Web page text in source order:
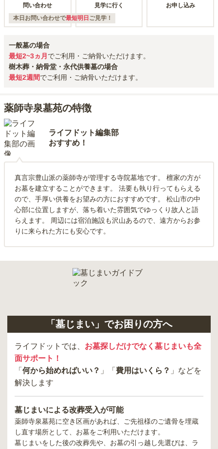
問い合わせ 見学に行く
お申し込み
本日お問い合わせで最短明日 ご見学！
一般墓の場合
最短2~3ヵ月 でご利用・ご納骨いただけます。
樹木葬・納骨堂・永代供養墓の場合
最短2週間でご利用・ご納骨いただけます。
薬師寺泉墓苑の特徴
ライフドット編集部
おすすめ！
真言宗豊山派の薬師寺が管理する寺院墓地です。 檀家の方が
お墓を建立することができます。 法要も執り行ってもらえる
ので、手厚い供養をお望みの方におすすめです。 松山市の中
心部に位置しますが、落ち着いた雰囲気でゆっくり故人と語
らえます。 周辺には宿泊施設も沢山あるので、遠方からお参
りに来られた方にも安心です。
「墓じまい」でお困りの方へ
ライフドットでは、 お墓探しだけでなく墓じまいも全
面サポート！
「 何から始めればいい？ 」「 費用はいくら？ 」などを
解決します
墓じまいによる改葬受入が可能
薬師寺泉墓苑に空き区画があれば、ご先祖様のご遺骨を埋蔵
し直す場所として、お墓をご利用いただけます。
墓じまいをした後の改葬先や、お墓の引っ越し先選びは、ラ